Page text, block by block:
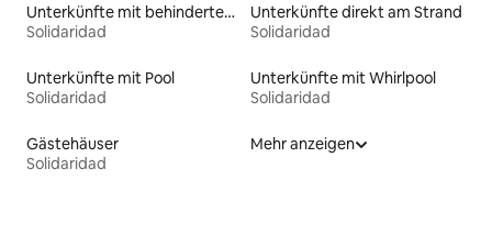
Unterkünfte mit behindertengerechtem Bett
Solidaridad
Unterkünfte direkt am Strand
Solidaridad
Unterkünfte mit Pool
Solidaridad
Unterkünfte mit Whirlpool
Solidaridad
Gästehäuser
Solidaridad
Mehr anzeigen